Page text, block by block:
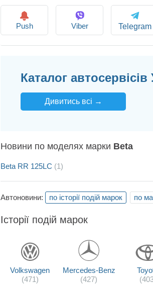
Push Viber Telegram
Каталог автосервісів
Дивитись всі →
Новини по моделях марки Beta
Beta RR 125LC (1)
Автоновини: по історії подій марок по
Історії подій марок
Volkswagen
(471)
Mercedes-Benz
(427)